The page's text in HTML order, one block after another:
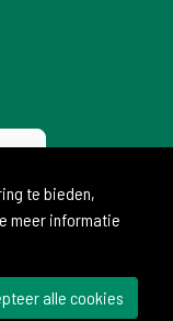
te bieden,
meer informatie
alle cookies